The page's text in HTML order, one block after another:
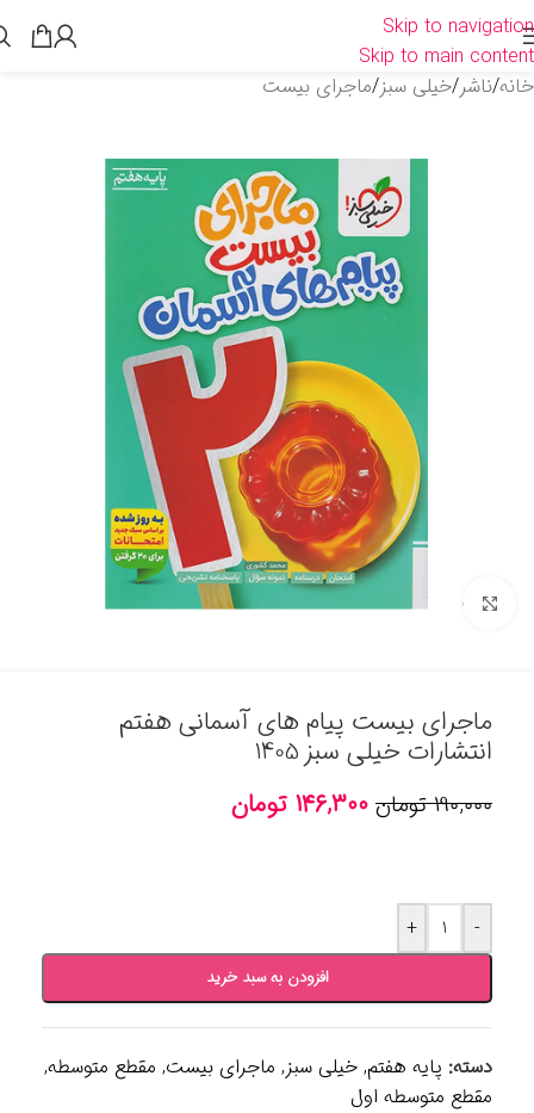
Skip to navigation
Skip to main content
خانه/ناشر/خیلی سبز/ماجرای بیست
برای بزرگنمایی کلیک کنید
ماجرای بیست پیام های آسمانی هفتم
انتشارات خیلی سبز 1405
۱۹۰,۰۰۰ تومان ۱۴۶,۳۰۰ تومان
-
+
افزودن به سبد خرید
دسته: پایه هفتم, خیلی سبز, ماجرای بیست, مقطع متوسطه,
مقطع متوسطه اول